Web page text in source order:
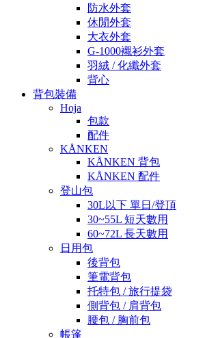
防水外套
休閒外套
大衣外套
G-1000襯衫外套
羽絨 / 化纖外套
背心
背包裝備
Hoja
包款
配件
KÅNKEN
KÅNKEN 背包
KÅNKEN 配件
登山包
30L以下 單日/登頂
30~55L 短天數用
60~72L 長天數用
日用包
後背包
筆電背包
托特包 / 旅行提袋
側背包 / 肩背包
腰包 / 胸前包
帳篷